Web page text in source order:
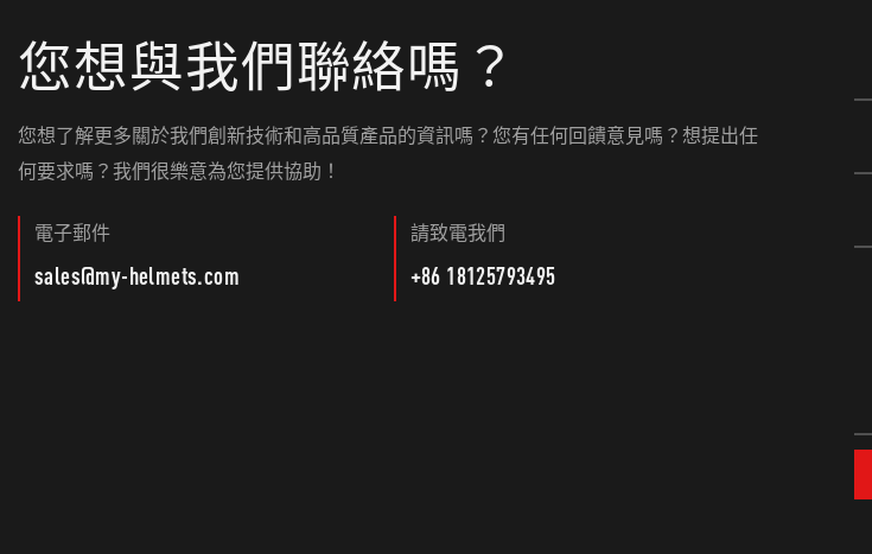
您想與我們聯絡嗎？
您想了解更多關於我們創新技術和高品質產品的資訊嗎？您有任何回饋意見嗎？想提出任
何要求嗎？我們很樂意為您提供協助！
電子郵件
sales@my-helmets.com
請致電我們
+86 18125793495